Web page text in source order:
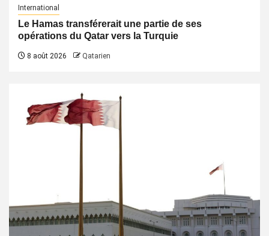
International
Le Hamas transférerait une partie de ses
opérations du Qatar vers la Turquie
8 août 2026 Qatarien